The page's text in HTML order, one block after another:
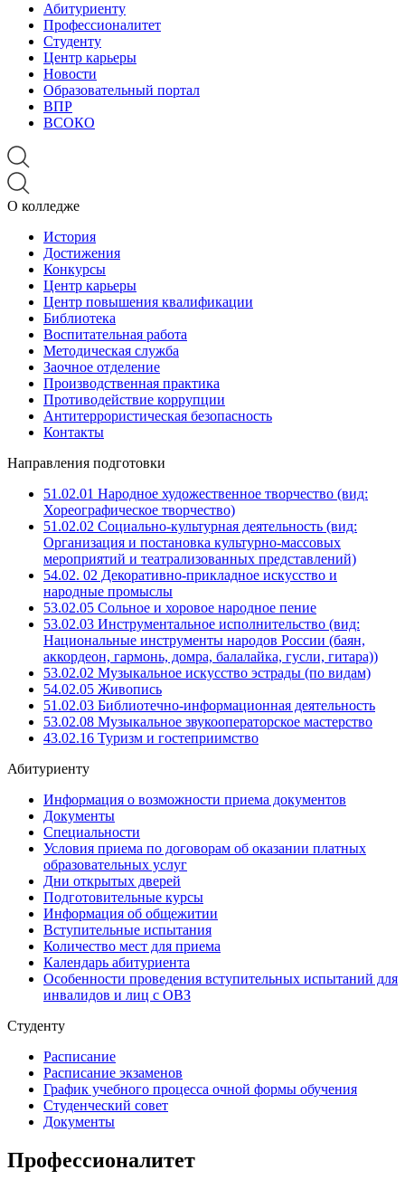
Абитуриенту
Профессионалитет
Студенту
Центр карьеры
Новости
Образовательный портал
ВПР
ВСОКО
О колледже
История
Достижения
Конкурсы
Центр карьеры
Центр повышения квалификации
Библиотека
Воспитательная работа
Методическая служба
Заочное отделение
Производственная практика
Противодействие коррупции
Антитеррористическая безопасность
Контакты
Направления подготовки
51.02.01 Народное художественное творчество (вид:
Хореографическое творчество)
51.02.02 Социально-культурная деятельность (вид:
Организация и постановка культурно-массовых
мероприятий и театрализованных представлений)
54.02. 02 Декоративно-прикладное искусство и
народные промыслы
53.02.05 Сольное и хоровое народное пение
53.02.03 Инструментальное исполнительство (вид:
Национальные инструменты народов России (баян,
аккордеон, гармонь, домра, балалайка, гусли, гитара))
53.02.02 Музыкальное искусство эстрады (по видам)
54.02.05 Живопись
51.02.03 Библиотечно-информационная деятельность
53.02.08 Музыкальное звукооператорское мастерство
43.02.16 Туризм и гостеприимство
Абитуриенту
Информация о возможности приема документов
Документы
Специальности
Условия приема по договорам об оказании платных
образовательных услуг
Дни открытых дверей
Подготовительные курсы
Информация об общежитии
Вступительные испытания
Количество мест для приема
Календарь абитуриента
Особенности проведения вступительных испытаний для
инвалидов и лиц с ОВЗ
Студенту
Расписание
Расписание экзаменов
График учебного процесса очной формы обучения
Студенческий совет
Документы
Профессионалитет